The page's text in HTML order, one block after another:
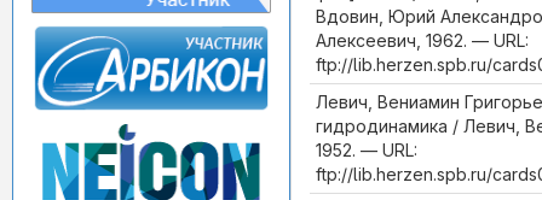
Вдовин, Юрий
Алексеевич, 1962. — URL:
ftp://lib.herzen.spb.ru/
Левич, Вениамин
гидродинамика / Левич,
1952. — URL:
ftp://lib.herzen.spb.ru/